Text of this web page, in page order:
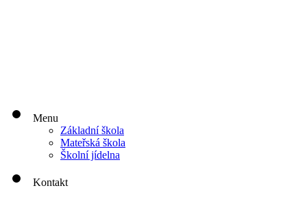
Menu
Základní škola
Mateřská škola
Školní jídelna
Kontakt